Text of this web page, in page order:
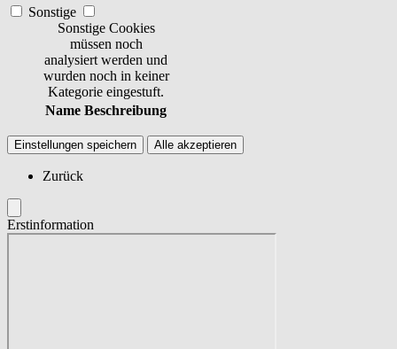
Sonstige
Sonstige Cookies
müssen noch
analysiert werden und
wurden noch in keiner
Kategorie eingestuft.
Name Beschreibung
Einstellungen speichern Alle akzeptieren
Zurück
Erstinformation